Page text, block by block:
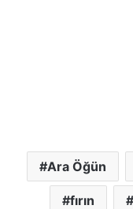
Ara Öğün
fırın